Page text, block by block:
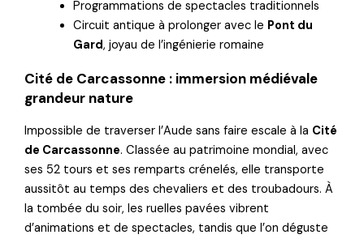
Programmations de spectacles traditionnels
Circuit antique à prolonger avec le Pont du
Gard, joyau de l’ingénierie romaine
Cité de Carcassonne : immersion médiévale
grandeur nature
Impossible de traverser l’Aude sans faire escale à la Cité
de Carcassonne. Classée au patrimoine mondial, avec
ses 52 tours et ses remparts crénelés, elle transporte
aussitôt au temps des chevaliers et des troubadours. À
la tombée du soir, les ruelles pavées vibrent
d’animations et de spectacles, tandis que l’on déguste